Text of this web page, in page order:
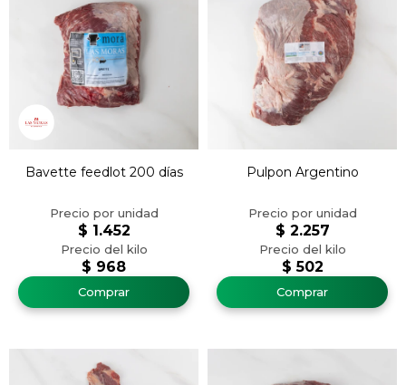
Bavette feedlot 200 días
$ 968
$ 1.452
Pulpon Argentino
$ 502
$ 2.257